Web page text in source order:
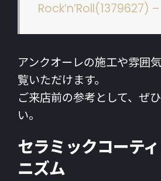
Rock’n’Roll(1379627)
アンクオーレの施工や雰囲
覧いただけます。
ご来店前の参考として、ぜ
い。
セラミックコーテ
ニズム